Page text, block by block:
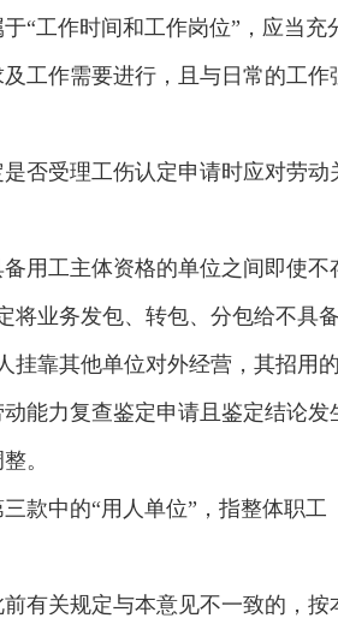
“工作时间和工作岗位”，应当
工作需要进行，且与日常的工
否受理工伤认定申请时应对劳
用工主体资格的单位之间即使
将业务发包、转包、分包给不
挂靠其他单位对外经营，其招用
能力复查鉴定申请且鉴定结论
。
款中的“用人单位”，指整体职
有关规定与本意见不一致的，按